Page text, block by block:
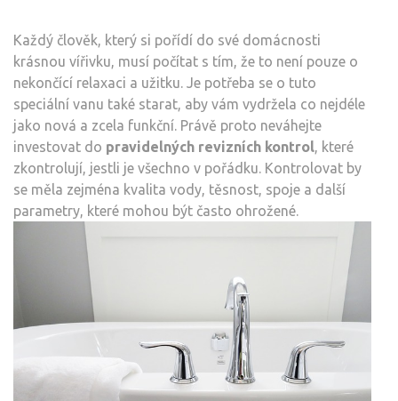
Každý člověk, který si pořídí do své domácnosti
krásnou vířivku, musí počítat s tím, že to není pouze o
nekončící relaxaci a užitku. Je potřeba se o tuto
speciální vanu také starat, aby vám vydržela co nejdéle
jako nová a zcela funkční. Právě proto neváhejte
investovat do pravidelných revizních kontrol, které
zkontrolují, jestli je všechno v pořádku. Kontrolovat by
se měla zejména kvalita vody, těsnost, spoje a další
parametry, které mohou být často ohrožené.